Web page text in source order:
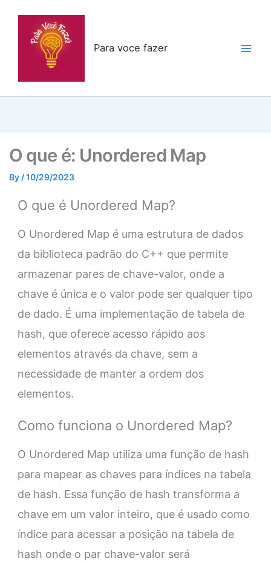
Para voce fazer
O que é: Unordered Map
By /10/29/2023
O que é Unordered Map?
O Unordered Map é uma estrutura de dados
da biblioteca padrão do C++ que permite
armazenar pares de chave-valor, onde a
chave é única e o valor pode ser qualquer tipo
de dado. É uma implementação de tabela de
hash, que oferece acesso rápido aos
elementos através da chave, sem a
necessidade de manter a ordem dos
elementos.
Como funciona o Unordered Map?
O Unordered Map utiliza uma função de hash
para mapear as chaves para índices na tabela
de hash. Essa função de hash transforma a
chave em um valor inteiro, que é usado como
índice para acessar a posição na tabela de
hash onde o par chave-valor será